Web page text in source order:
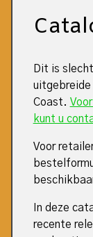
Dit is
uitgebreide
Coast.
kunt u
Voor
In deze
recente